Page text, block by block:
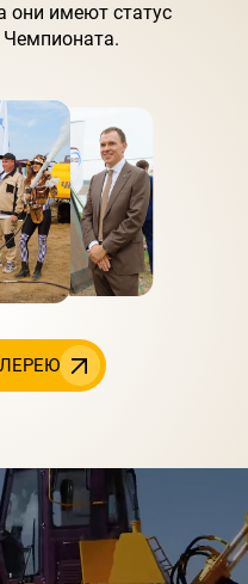
они имеют статус